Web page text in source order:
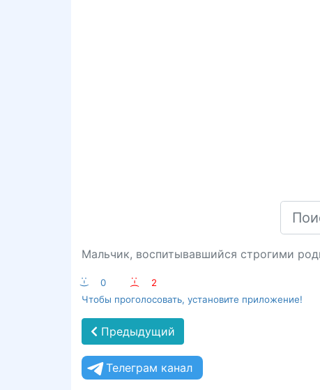
Мальчик, воспитывавшийся строгими
:-) 0 :-(
2
Чтобы проголосовать, установите приложение!
Предыдущий
Телеграм канал